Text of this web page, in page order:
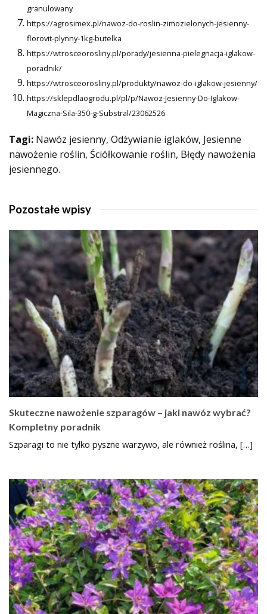
granulowany
https://agrosimex.pl/nawoz-do-roslin-zimozielonych-jesienny-
florovit-plynny-1kg-butelka
https://wtrosceorosliny.pl/porady/jesienna-pielegnacja-iglakow-
poradnik/
https://wtrosceorosliny.pl/produkty/nawoz-do-iglakow-jesienny/
https://sklepdlaogrodu.pl/pl/p/Nawoz-Jesienny-Do-Iglakow-
Magiczna-Sila-350-g-Substral/23062526
Tagi: Nawóz jesienny, Odżywianie iglaków, Jesienne
nawożenie roślin, Ściółkowanie roślin, Błędy nawożenia
jesiennego.
Pozostałe wpisy
Skuteczne nawożenie szparagów – jaki nawóz wybrać?
Kompletny poradnik
Szparagi to nie tylko pyszne warzywo, ale również roślina, […]